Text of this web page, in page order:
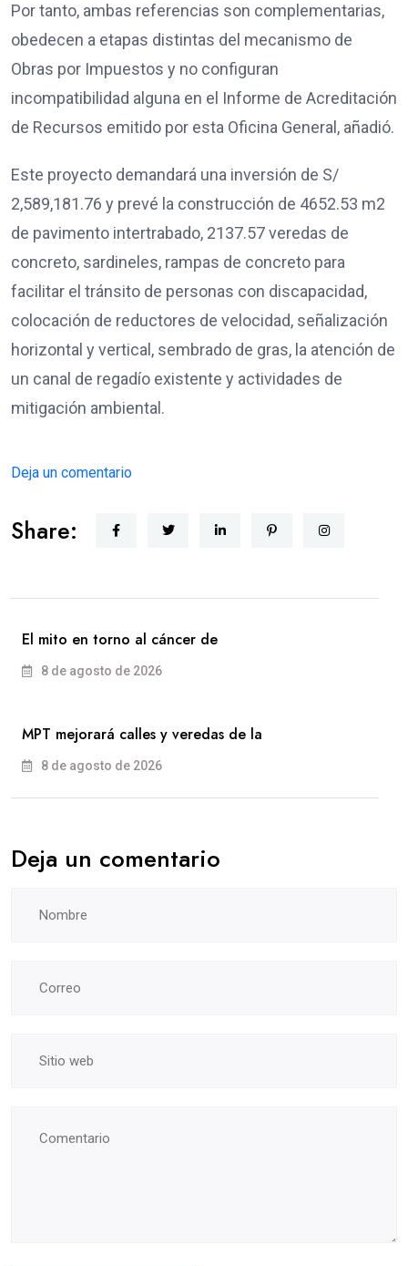
Por tanto, ambas referencias son complementarias,
obedecen a etapas distintas del mecanismo de
Obras por Impuestos y no configuran
incompatibilidad alguna en el Informe de Acreditación
de Recursos emitido por esta Oficina General, añadió.
Este proyecto demandará una inversión de S/
2,589,181.76 y prevé la construcción de 4652.53 m2
de pavimento intertrabado, 2137.57 veredas de
concreto, sardineles, rampas de concreto para
facilitar el tránsito de personas con discapacidad,
colocación de reductores de velocidad, señalización
horizontal y vertical, sembrado de gras, la atención de
un canal de regadío existente y actividades de
mitigación ambiental.
Deja un comentario
Share:
El mito en torno al cáncer de
8 de agosto de 2026
MPT mejorará calles y veredas de la
8 de agosto de 2026
Deja un comentario